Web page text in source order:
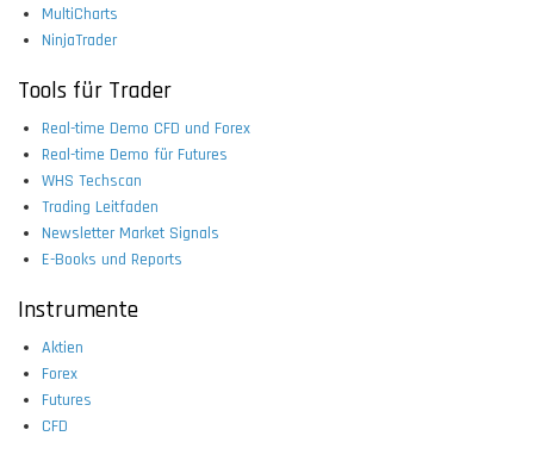
MultiCharts
NinjaTrader
Tools für Trader
Real-time Demo CFD und Forex
Real-time Demo für Futures
WHS Techscan
Trading Leitfaden
Newsletter Market Signals
E-Books und Reports
Instrumente
Aktien
Forex
Futures
CFD